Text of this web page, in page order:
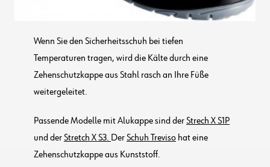
Wenn Sie den Sicherheitsschuh bei tiefen
Temperaturen tragen, wird die Kälte durch eine
Zehenschutzkappe aus Stahl rasch an Ihre Füße
weitergeleitet.
Passende Modelle mit Alukappe sind derStrech X S1P
und derStretch X S3. DerSchuh Treviso hat eine
Zehenschutzkappe aus Kunststoff.